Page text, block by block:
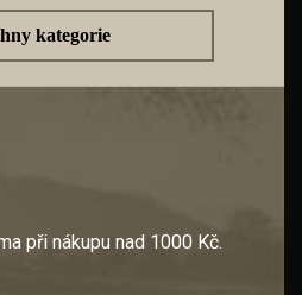
kategorie
při nákupu nad 1000 Kč.